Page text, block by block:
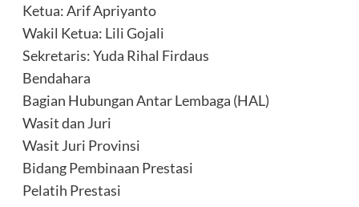
Ketua: Arif Apriyanto
Wakil Ketua: Lili Gojali
Sekretaris: Yuda Rihal Firdaus
Bendahara
Bagian Hubungan Antar Lembaga (HAL)
Wasit dan Juri
Wasit Juri Provinsi
Bidang Pembinaan Prestasi
Pelatih Prestasi